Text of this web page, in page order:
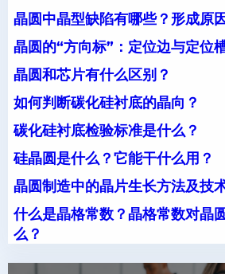
晶圆中晶型缺陷有哪些？形成原
晶圆的“方向标”：定位边与定位
晶圆和芯片有什么区别？
如何判断碳化硅衬底的晶向？
碳化硅衬底检验标准是什么？
硅晶圆是什么？它能干什么用？
晶圆制造中的晶片生长方法及技
什么是晶格常数？晶格常数对晶
么？